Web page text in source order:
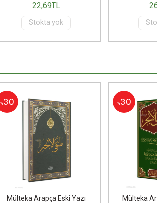
22,69TL
Stokta yok
26
%30
Mülteka Arapça Eski Yazı
%30
Mülteka